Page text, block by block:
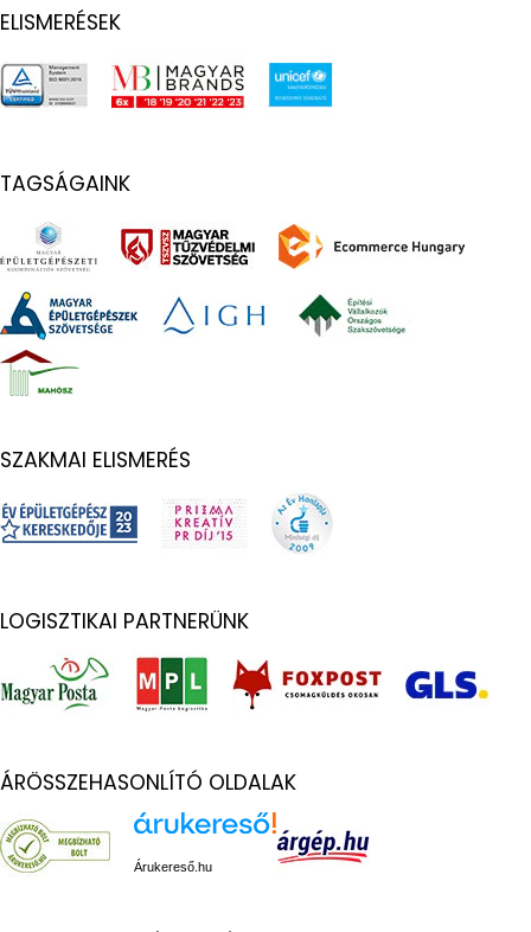
ELISMERÉSEK
TAGSÁGAINK
SZAKMAI ELISMERÉS
LOGISZTIKAI PARTNERÜNK
ÁRÖSSZEHASONLÍTÓ OLDALAK
Árukereső.hu